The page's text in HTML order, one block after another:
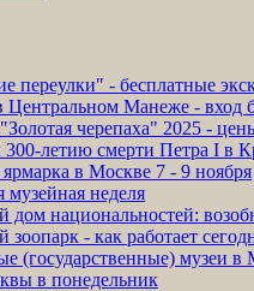
переулки" - бесплатные
Центральном Манеже - вход
черепаха" 2025 -
300-летию смерти Петра I в
в Москве 7 - 9 ноября
музейная неделя
дом национальностей:
зоопарк - как работает
(государственные) музеи
в понедельник